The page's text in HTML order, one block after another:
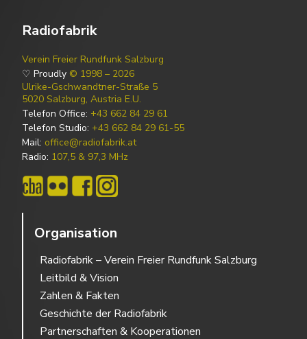
Radiofabrik
Verein Freier Rundfunk Salzburg
♡ Proudly © 1998 – 2026
Ulrike-Gschwandtner-Straße 5
5020 Salzburg, Austria E.U.
Telefon Office: +43 662 84 29 61
Telefon Studio: +43 662 84 29 61-55
Mail: office@radiofabrik.at
Radio: 107,5 & 97,3 MHz
Organisation
Radiofabrik – Verein Freier Rundfunk Salzburg
Leitbild & Vision
Zahlen & Fakten
Geschichte der Radiofabrik
Partnerschaften & Kooperationen